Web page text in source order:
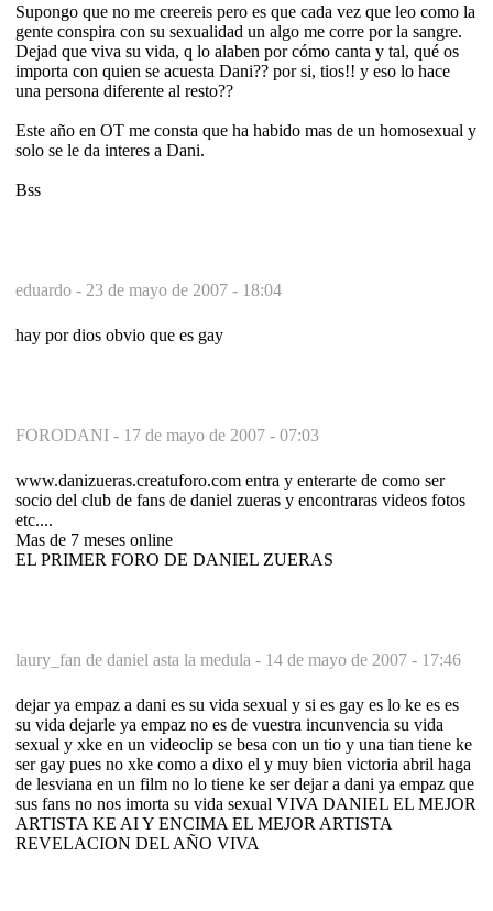
Supongo que no me creereis pero es que cada vez que leo como la
gente conspira con su sexualidad un algo me corre por la sangre.
Dejad que viva su vida, q lo alaben por cómo canta y tal, qué os
importa con quien se acuesta Dani?? por si, tios!! y eso lo hace
una persona diferente al resto??
Este año en OT me consta que ha habido mas de un homosexual y
solo se le da interes a Dani.
Bss
eduardo - 23 de mayo de 2007 - 18:04
hay por dios obvio que es gay
FORODANI - 17 de mayo de 2007 - 07:03
www.danizueras.creatuforo.com entra y enterarte de como ser
socio del club de fans de daniel zueras y encontraras videos fotos
etc....
Mas de 7 meses online
EL PRIMER FORO DE DANIEL ZUERAS
laury_fan de daniel asta la medula - 14 de mayo de 2007 - 17:46
dejar ya empaz a dani es su vida sexual y si es gay es lo ke es es
su vida dejarle ya empaz no es de vuestra incunvencia su vida
sexual y xke en un videoclip se besa con un tio y una tian tiene ke
ser gay pues no xke como a dixo el y muy bien victoria abril haga
de lesviana en un film no lo tiene ke ser dejar a dani ya empaz que
sus fans no nos imorta su vida sexual VIVA DANIEL EL MEJOR
ARTISTA KE AI Y ENCIMA EL MEJOR ARTISTA
REVELACION DEL AÑO VIVA